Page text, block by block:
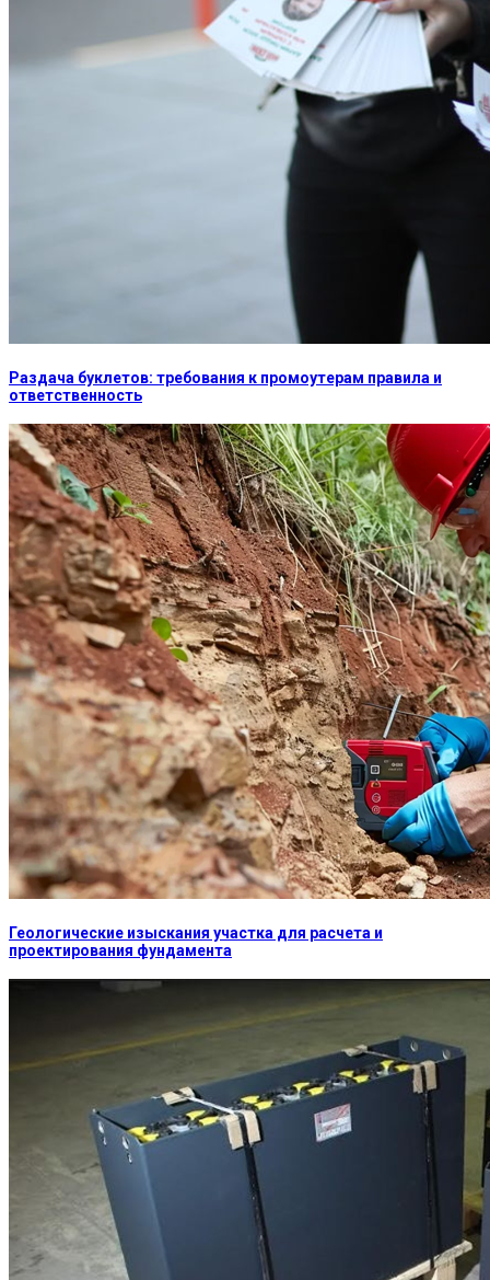
Раздача буклетов: требования к промоутерам правила и
ответственность
Геологические изыскания участка для расчета и
проектирования фундамента